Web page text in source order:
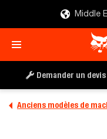
Middle
Demander un devis
Anciens modèles de